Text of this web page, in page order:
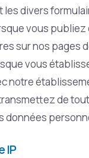
les divers
vous publiez
sur nos pages
vous
notre
de
données
IP